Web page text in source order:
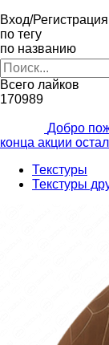
Вход/Регистрация
по тегу
по названию
Всего лайков
170989
Добро
конца акции
Текстуры
Текстуры